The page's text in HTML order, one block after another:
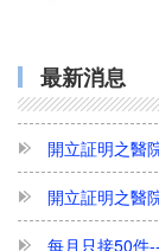
最新消息
力眾人力聽到
開立証明之醫
開立証明之醫
每月只接50件